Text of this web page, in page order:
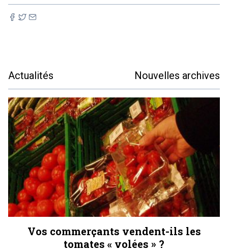
Actualités Nouvelles archives
Vos commerçants vendent-ils les
tomates « volées » ?